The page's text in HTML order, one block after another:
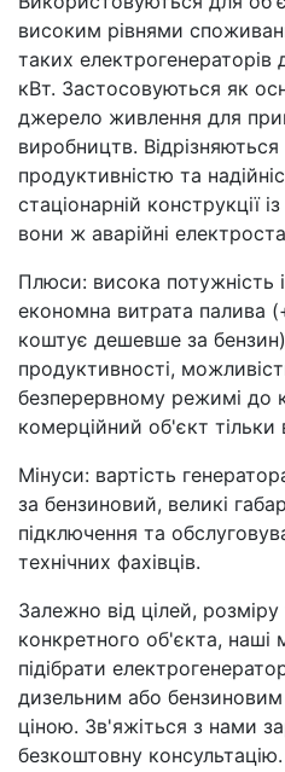
високим рівнями
таких
кВт. Застосовуються як
джерело живлення для
виробництв.
продуктивністю та
стаціонарній конструкції
вони ж аварійні
Плюси: висока потужність
економна витрата палива
коштує дешевше за
продуктивності,
безперервному режимі до
комерційний об'єкт тільки
Мінуси: вартість
за бензиновий, великі
підключення та
технічних фахівців.
Залежно від цілей,
конкретного об'єкта,
підібрати
дизельним або
ціною. Зв'яжіться з нами
безкоштовну консультацію.